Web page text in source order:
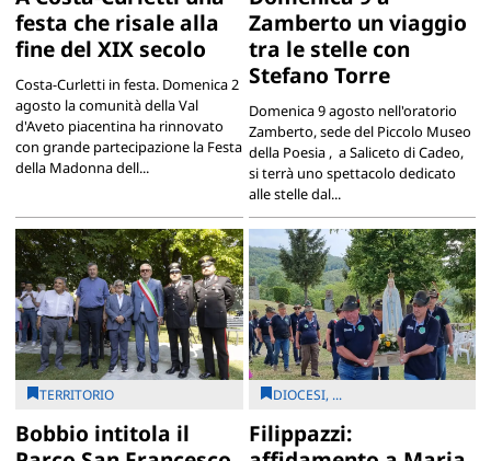
festa che risale alla
fine del XIX secolo
Costa-Curletti in festa. Domenica 2
agosto la comunità della Val
d'Aveto piacentina ha rinnovato
con grande partecipazione la Festa
della Madonna dell...
Zamberto un viaggio
tra le stelle con
Stefano Torre
Domenica 9 agosto nell'oratorio
Zamberto, sede del Piccolo Museo
della Poesia , a Saliceto di Cadeo,
si terrà uno spettacolo dedicato
alle stelle dal...
TERRITORIO
Bobbio intitola il
DIOCESI, ...
Filippazzi: